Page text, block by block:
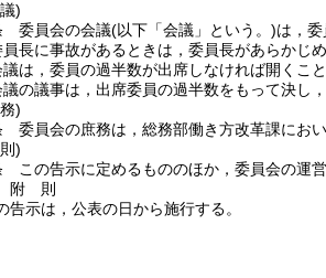
)
委員会の会議(以下「会議」という。)は，
員長に事故があるときは，委員長があらかじ
議は，委員の過半数が出席しなければ開くこと
議の議事は，出席委員の過半数をもって決し
)
委員会の庶務は，総務部働き方改革課におい
)
この告示に定めるもののほか，委員会の運
附 則
告示は，公表の日から施行する。